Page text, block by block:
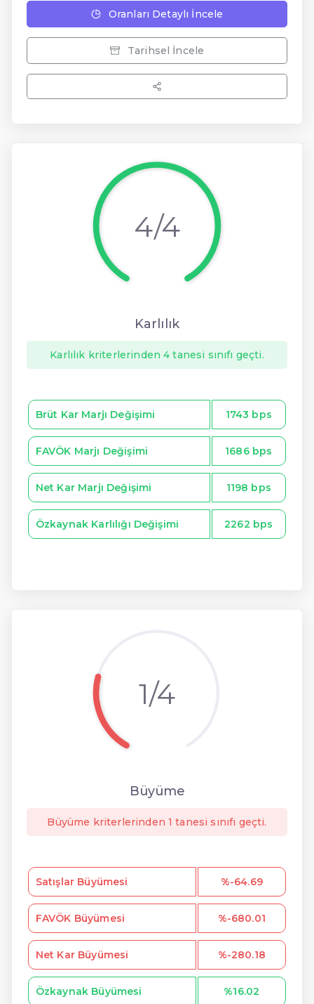
Oranları Detaylı İncele
Tarihsel İncele
4/4
Karlılık
Karlılık kriterlerinden 4 tanesi sınıfı geçti.
Brüt Kar Marjı Değişimi 1743 bps
FAVÖK Marjı Değişimi 1686 bps
Net Kar Marjı Değişimi 1198 bps
Özkaynak Karlılığı Değişimi 2262 bps
1/4
Büyüme
Büyüme kriterlerinden 1 tanesi sınıfı geçti.
Satışlar Büyümesi %-64.69
FAVÖK Büyümesi %-680.01
Net Kar Büyümesi %-280.18
Özkaynak Büyümesi %16.02